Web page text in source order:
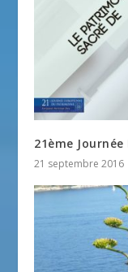
21ème
21 septembre 2016